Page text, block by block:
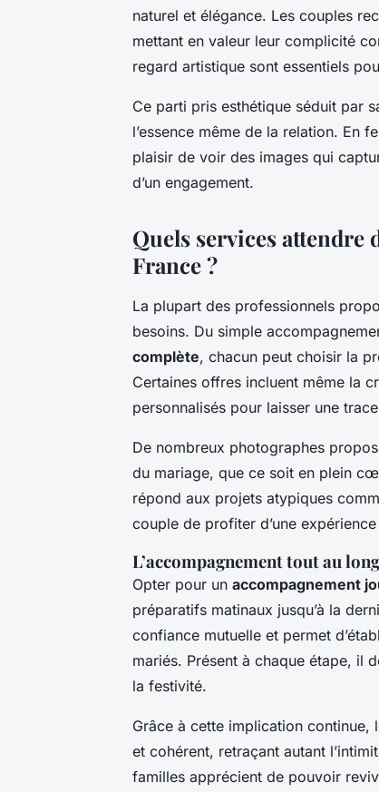
naturel et élégance. Les couples
mettant en valeur leur complicité
regard artistique sont essentiels
Ce parti pris esthétique séduit par
l’essence même de la relation. En
plaisir de voir des images qui
d’un engagement.
Quels services attendre
France ?
La plupart des professionnels
besoins. Du simple
complète, chacun peut choisir la
Certaines offres incluent même la
personnalisés pour laisser une
De nombreux photographes
du mariage, que ce soit en plein
répond aux projets atypiques
couple de profiter d’une
L’accompagnement tout au
Opter pour un accompagnement
préparatifs matinaux jusqu’à la
confiance mutuelle et permet
mariés. Présent à chaque étape, il
la festivité.
Grâce à cette implication continue,
et cohérent, retraçant autant
familles apprécient de pouvoir